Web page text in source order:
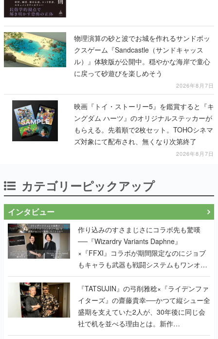
物理演算の砂と波でお城を作れるサンドボッ
クスゲーム『Sandcastle（サンドキャッス
ル）』体験版が公開中。穏やかな海岸で童心
に戻って砂遊びを楽しめそう
2026年8月7日
映画『トイ・ストーリー5』を鑑賞すると『キ
ングダム ハーツ』のオリジナルステッカーが
もらえる。先着順で2枚セット。TOHOシネマ
ズ対象にて配布され、無くなり次第終了
2026年8月7日
カテゴリーピックアップ
インタビュー
作り込みのすさまじさにコラボ先も驚嘆
──『Wizardry Variants Daphne』
×『FFXI』コラボが期間限定なのにジョブ
もキャラも武器も戦闘システムもワンオフ
で作り込まれた理由を両ディレクターに聞
く
『TATSUJIN』の弓削雅稔×『ライデンファ
イターズ』の齋藤貴幸──かつて縦シュー全
盛期を支えていた2人が、30年後に同じ会
社で机を並べる理由とは。新作
『TATSUJIN EXTREME』で初タッグを組